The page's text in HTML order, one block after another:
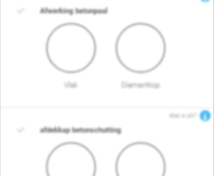
Afwerking betonpaal
Vlak Diamantkop
Wat is dit?
afdekkap betonschutting